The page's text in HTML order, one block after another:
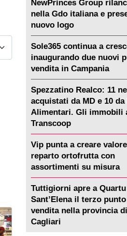
NewPrinces Group
nella Gdo italiana e
nuovo logo
Sole365 continua a
inaugurando due nuovi
vendita in Campania
Spezzatino Realco: 11
acquistati da MD e 10 da
Alimentari. Gli immobili
Transcoop
Vip punta a creare valore
reparto ortofrutta con
assortimenti su misura
Tuttigiorni apre a Quartu
Sant’Elena il terzo punto
vendita nella provincia di
Cagliari